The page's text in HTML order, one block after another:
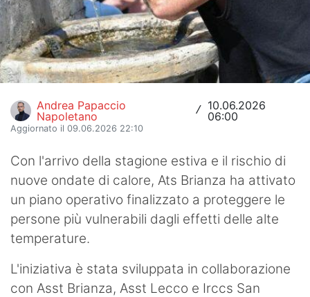
Pallanuoto
Pallamano
Altre
News
Eventi
Andrea Papaccio
Napoletano
/
10.06.2026
06:00
Aggiornato il 09.06.2026 22:10
Con l'arrivo della stagione estiva e il rischio di
nuove ondate di calore, Ats Brianza ha attivato
un piano operativo finalizzato a proteggere le
persone più vulnerabili dagli effetti delle alte
temperature.
L'iniziativa è stata sviluppata in collaborazione
con Asst Brianza, Asst Lecco e Irccs San